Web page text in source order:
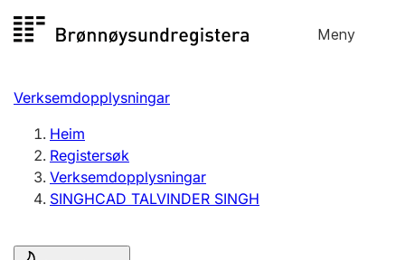
til
Meny
Registersøk
Aksjeselskap
Enkeltpersonføretak
Registrere, endre, slette
Verksemdopplysningar
Heim
Registersøk
Verksemdopplysningar
SINGHCAD TALVINDER SINGH